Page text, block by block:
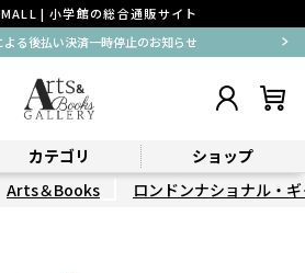
| 小学館の総合通販サイト
よる後払い決済一時停止のお知らせ
カテゴリ
ショップ
Arts＆Books ロンドンナショナル・